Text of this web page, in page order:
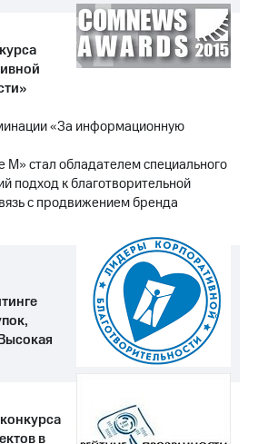
«За информационную
М» стал обладателем специального
подход к благотворительной
с продвижением бренда
в